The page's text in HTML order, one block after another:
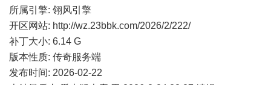
所属引擎: 翎风引擎
开区网站: http://wz.23bbk.com/2026/2/222/
补丁大小: 6.14 G
版本性质: 传奇服务端
发布时间: 2026-02-22